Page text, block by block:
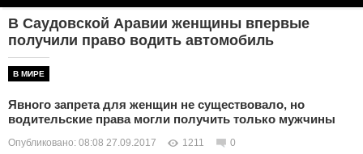
НОВОСТИ
ПОЛИТИКА
ЭКОНОМИКА
В Саудовской Аравии женщины впервые
получили право водить автомобиль
В МИРЕ
Явного запрета для женщин не существовало, но
водительские права могли получить только мужчины
Опубликовано: 08:08 27.09.2017 1211 0